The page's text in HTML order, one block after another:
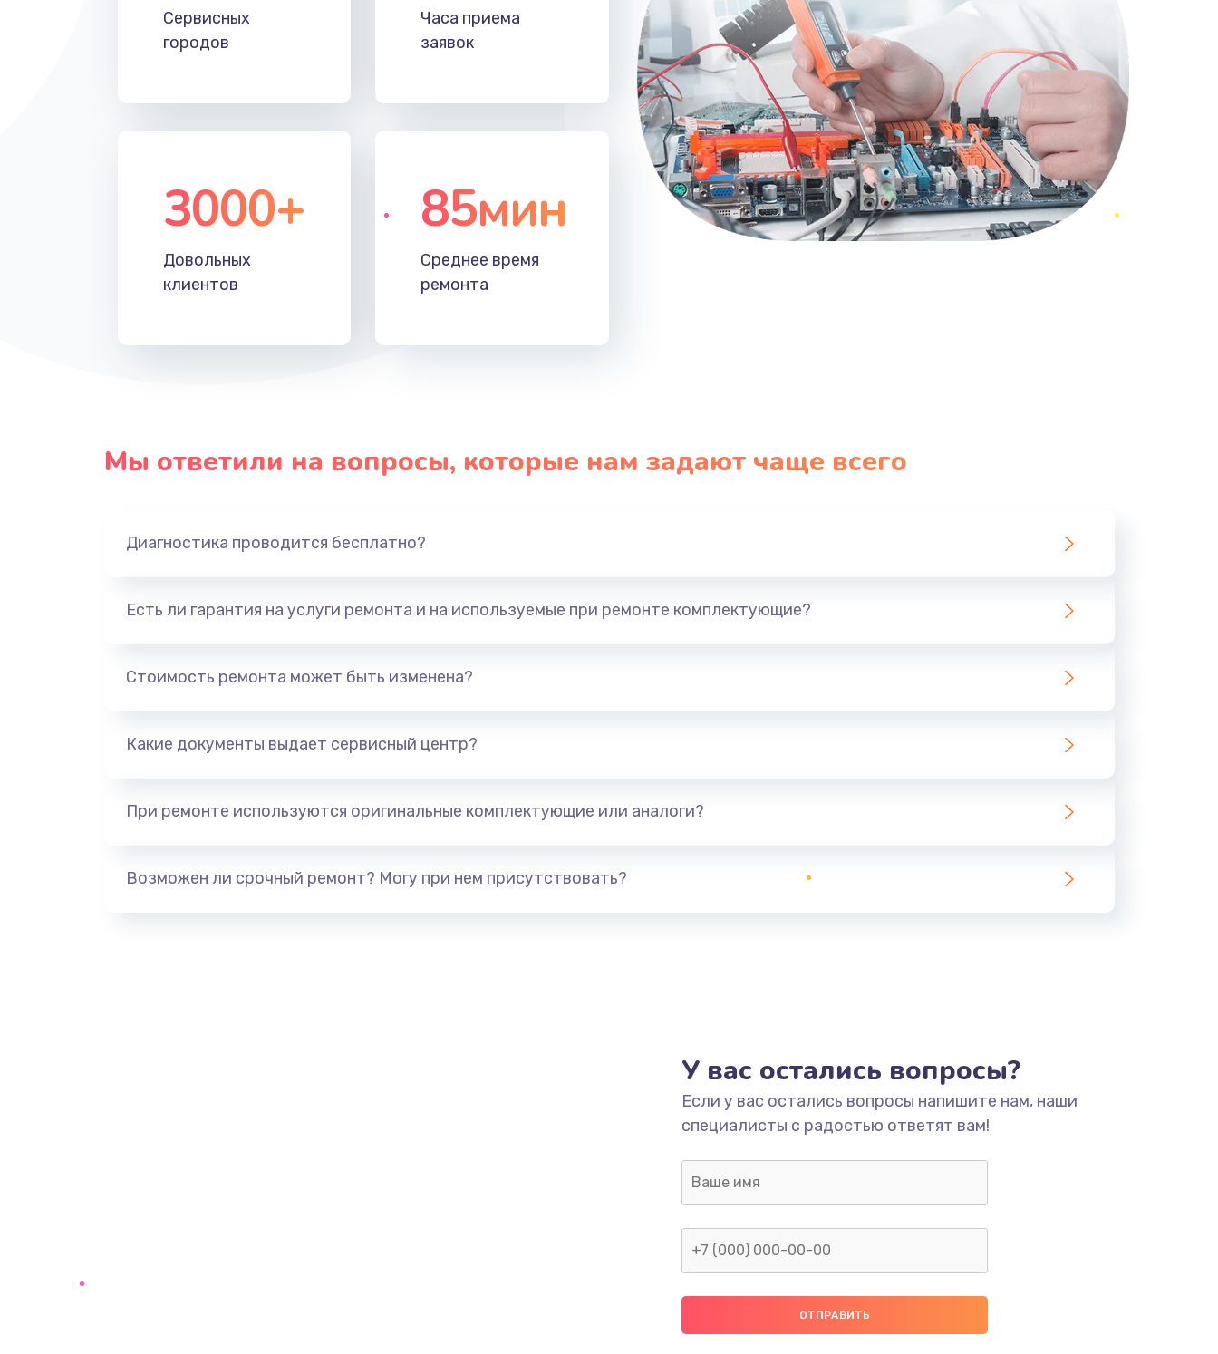
Сервисных
городов
Часа приема
заявок
3000+
Довольных
клиентов
85мин
Среднее время
ремонта
Мы ответили на вопросы, которые нам задают чаще всего
Диагностика проводится бесплатно?
Есть ли гарантия на услуги ремонта и на используемые при ремонте комплектующие?
Стоимость ремонта может быть изменена?
Какие документы выдает сервисный центр?
При ремонте используются оригинальные комплектующие или аналоги?
Возможен ли срочный ремонт? Могу при нем присутствовать?
У вас остались вопросы?
Если у вас остались вопросы напишите нам, наши
специалисты с радостью ответят вам!